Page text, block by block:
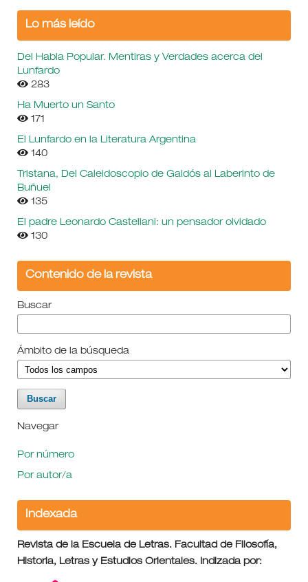
Lo más leído
Del Habla Popular. Mentiras y Verdades acerca del
Lunfardo
283
Ha Muerto un Santo
171
El Lunfardo en la Literatura Argentina
140
Tristana, Del Caleidoscopio de Galdós al Laberinto de
Buñuel
135
El padre Leonardo Castellani: un pensador olvidado
130
Contenido de la revista
Buscar
Ámbito de la búsqueda
Navegar
Por número
Por autor/a
Indexada
Revista de la Escuela de Letras. Facultad de Filosofía,
Historia, Letras y Estudios Orientales. Indizada por: